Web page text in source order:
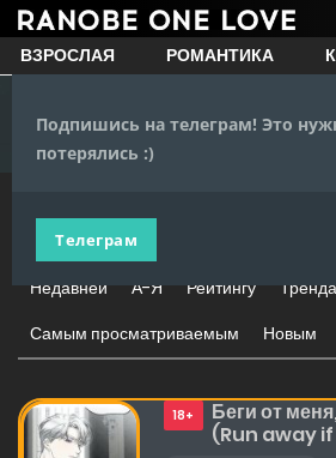
ВЗРОСЛАЯ РОМАНТИКА
ЖАНРЫ
1000 ВЫДАЧИ
Недавней А-Я Рейтингу
Самым просматриваемым
Новым
18+
Беги от
(Run away
Подпишись на телеграм! Это
потерялись :)
Телеграм